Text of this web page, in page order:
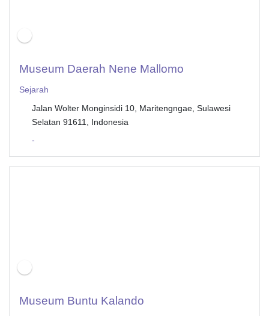
Museum Daerah Nene Mallomo
Sejarah
Jalan Wolter Monginsidi 10, Maritengngae, Sulawesi
Selatan 91611, Indonesia
-
Museum Buntu Kalando